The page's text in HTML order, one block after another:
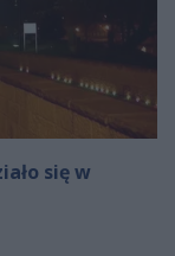
się w